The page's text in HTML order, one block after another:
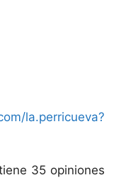
la.perricueva?
35 opiniones